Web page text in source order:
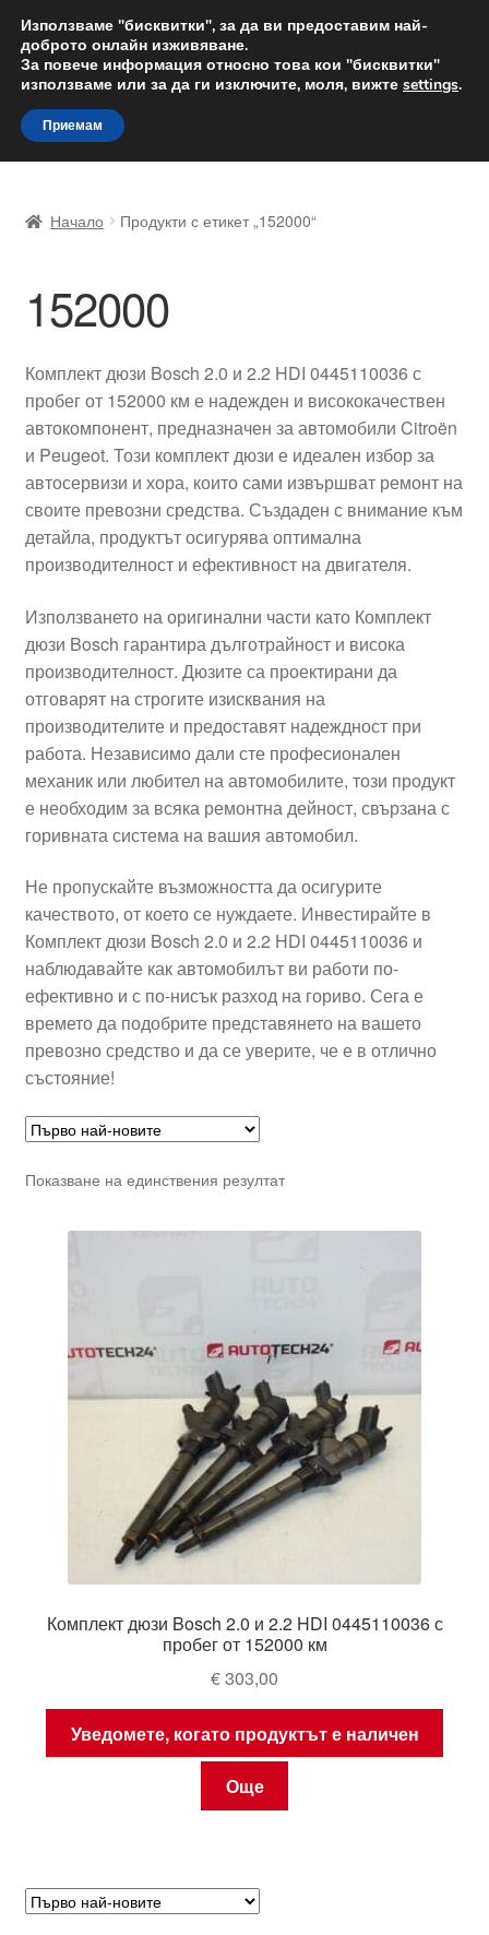
ДОСТАВКА от 12 лв.
Доставка по целия свят
Skip
to
navigation
Skip
to
content
Доставка по целия свят
Жалби
Количка
Контакт
Моята сметка
Политика за поверителност
Правила и условия
Процедура за рекламации
Разгледайте
Транспорт
Начало Продукти с етикет „152000“
152000
Комплект дюзи Bosch 2.0 и 2.2 HDI 0445110036 с
пробег от 152000 км е надежден и висококачествен
автокомпонент, предназначен за автомобили Citroën
и Peugeot. Този комплект дюзи е идеален избор за
автосервизи и хора, които сами извършват ремонт на
своите превозни средства. Създаден с внимание към
детайла, продуктът осигурява оптимална
производителност и ефективност на двигателя.
Използването на оригинални части като Комплект
дюзи Bosch гарантира дълготрайност и висока
производителност. Дюзите са проектирани да
отговарят на строгите изисквания на
производителите и предоставят надеждност при
работа. Независимо дали сте професионален
механик или любител на автомобилите, този продукт
е необходим за всяка ремонтна дейност, свързана с
горивната система на вашия автомобил.
Не пропускайте възможността да осигурите
качеството, от което се нуждаете. Инвестирайте в
Комплект дюзи Bosch 2.0 и 2.2 HDI 0445110036 и
наблюдавайте как автомобилът ви работи по-
ефективно и с по-нисък разход на гориво. Сега е
времето да подобрите представянето на вашето
превозно средство и да се уверите, че е в отлично
състояние!
Показване на единствения резултат
Комплект дюзи Bosch 2.0 и 2.2 HDI 0445110036 с
пробег от 152000 км
€303,00
Уведомете, когато продуктът е наличен
Още
Използваме "бисквитки", за да ви предоставим най-
доброто онлайн изживяване.
За повече информация относно това кои "бисквитки"
използваме или за да ги изключите, моля, вижте settings.
Приемам